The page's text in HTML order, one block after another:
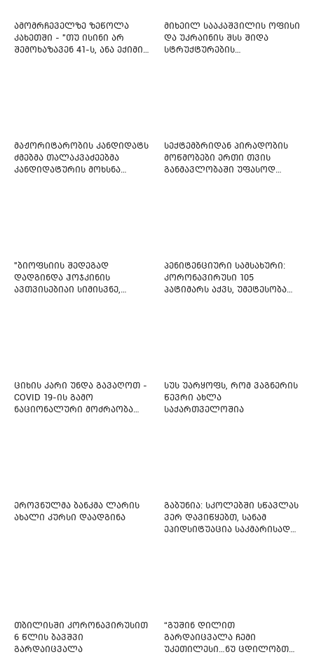
ამომრჩეველზე ზეწოლა
კახეთში - "თუ ისინი არ
შემოხაზავენ 41-ს, ანა ექიმის
მიხეილ სააკაშვილის ოფისი
და უკრაინის შსს შიდა
სტრუქტურების
მაჟორიტარობის კანდიდატს
ძმებმა თალაკვაძეებმა
კანდიდატურის მოხსნა
სექტემბრიდან პირადობის
მოწმობები ერთი თვის
განმავლობაში უფასოდ
"ბიოფსიის შედეგად
დადგინდა ჰოჯკინის
ავთვისებიაი სიმისვნე,
პენიტენციური სამსახური:
კორონავირუსი 105
პატიმარს აქვს, უმეტესობა
ციხის კარი უნდა გავაღოთ -
COVID 19-ის გამო
ნაციონალური მოძრაობა
სუს უარყოფს, რომ ვაგნერის
წევრი ახლა
საქართველოშია
ეროვნულმა ბანკმა ლარის
ახალი კურსი დაადგინა
გაბუნია: სკოლებში სწავლას
ვერ დავიწყებთ, სანამ
ეპიდსიტუაცია საკმარისად
თბილისში კორონავირუსით
6 წლის ბავშვი
გარდაიცვალა
“გუშინ დილით
გარდაიცვალა ჩემი
უკეთილესი…ნუ ცდილობთ